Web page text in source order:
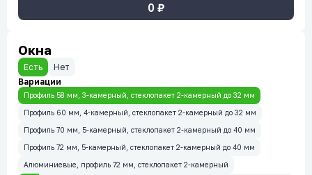
0₽
Окна
Есть
Нет
Вариации
Профиль 58 мм, 3-камерный, стеклопакет 2-камерный до 32 мм
Профиль 60 мм, 4-камерный, стеклопакет 2-камерный до 32 мм
Профиль 70 мм, 5-камерный, стеклопакет 2-камерный до 40 мм
Профиль 72 мм, 5-камерный, стеклопакет 2-камерный до 40 мм
Алюминиевые, профиль 72 мм, стеклопакет 2-камерный